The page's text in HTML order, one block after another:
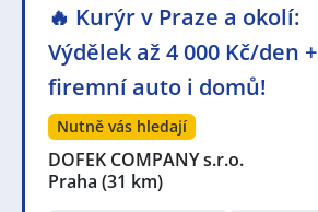
🔥 Kurýr v Praze a okolí:
Výdělek až 4 000 Kč/den +
firemní auto i domů!
Nutně vás hledají
DOFEK COMPANY s.r.o.
Praha (31 km)